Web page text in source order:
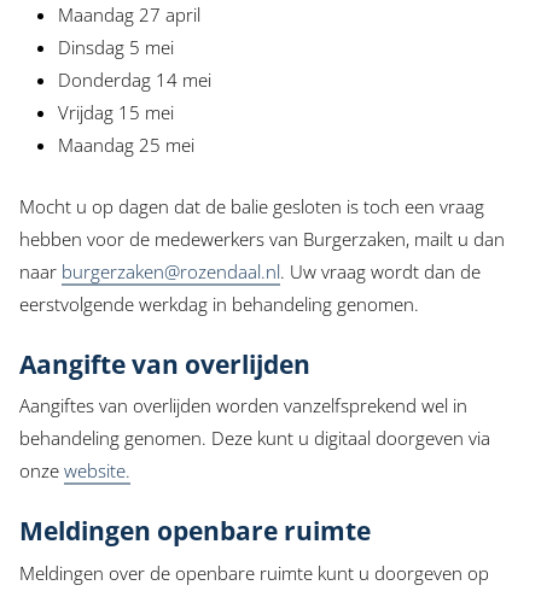
Maandag 27 april
Dinsdag 5 mei
Donderdag 14 mei
Vrijdag 15 mei
Maandag 25 mei
Mocht u op dagen dat de balie gesloten is toch een vraag
hebben voor de medewerkers van Burgerzaken, mailt u dan
naar burgerzaken@rozendaal.nl. Uw vraag wordt dan de
eerstvolgende werkdag in behandeling genomen.
Aangifte van overlijden
Aangiftes van overlijden worden vanzelfsprekend wel in
behandeling genomen. Deze kunt u digitaal doorgeven via
onze website.
Meldingen openbare ruimte
Meldingen over de openbare ruimte kunt u doorgeven op